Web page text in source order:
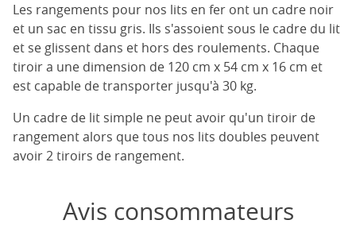
Les rangements pour nos lits en fer ont un cadre noir
et un sac en tissu gris. Ils s'assoient sous le cadre du lit
et se glissent dans et hors des roulements. Chaque
tiroir a une dimension de 120 cm x 54 cm x 16 cm et
est capable de transporter jusqu'à 30 kg.
Un cadre de lit simple ne peut avoir qu'un tiroir de
rangement alors que tous nos lits doubles peuvent
avoir 2 tiroirs de rangement.
Avis consommateurs